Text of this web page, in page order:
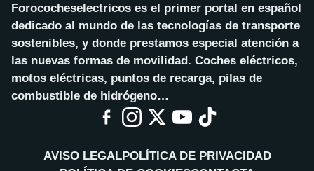
Forococheselectricos es el primer portal en español
dedicado al mundo de las tecnologías de transporte
sostenibles, y donde prestamos especial atención a
las nuevas formas de movilidad. Coches eléctricos,
motos eléctricas, puntos de recarga, pilas de
combustible de hidrógeno…
AVISO LEGALPOLÍTICA DE PRIVACIDAD